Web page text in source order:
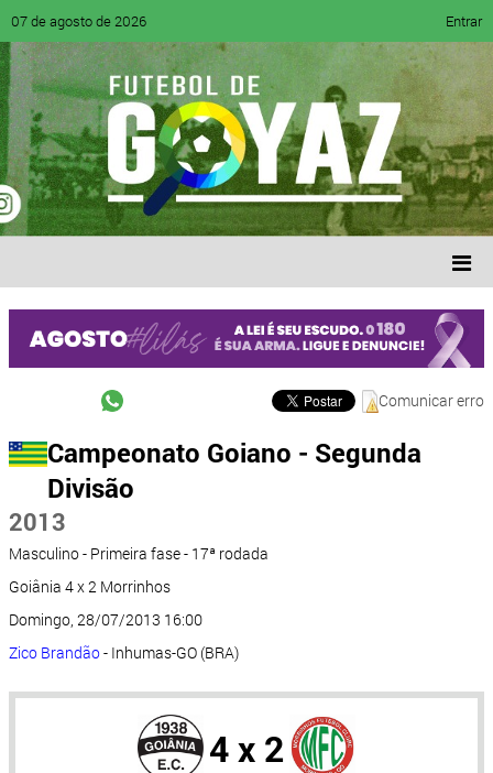
07 de agosto de 2026 Entrar
Comunicar erro
Campeonato Goiano - Segunda
Divisão
2013
Masculino - Primeira fase - 17ª rodada
Goiânia 4 x 2 Morrinhos
Domingo, 28/07/2013 16:00
Zico Brandão- Inhumas-GO (BRA)
4 x 2